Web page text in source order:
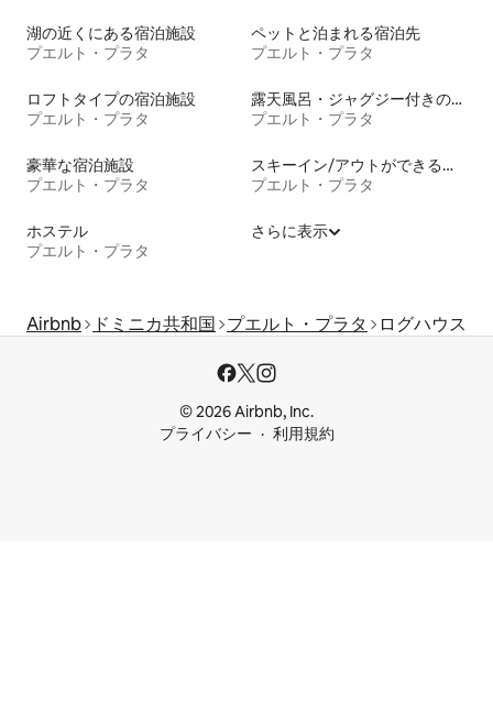
湖の近くにある宿泊施設
プエルト・プラタ
ペットと泊まれる宿泊先
プエルト・プラタ
ロフトタイプの宿泊施設
プエルト・プラタ
露天風呂・ジャグジー付きの宿泊施設
プエルト・プラタ
豪華な宿泊施設
プエルト・プラタ
スキーイン/アウトができる宿泊先
プエルト・プラタ
ホステル
プエルト・プラタ
さらに表示
Airbnb ドミニカ共和国 プエルト・プラタ ログハウス
© 2026 Airbnb, Inc.
プライバシー
利用規約